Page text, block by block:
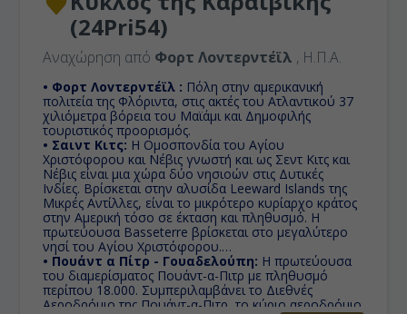
(24Pri54)
Αναχώρηση από Φορτ Λοvτερντέϊλ , Η.Π.Α.
• Φορτ Λοvτερντέϊλ : Πόλη στην αμερικανική
πολιτεία της Φλόριντα, στις ακτές του Ατλαντικού 37
χιλιόμετρα βόρεια του Μαϊάμι και Δημοφιλής
τουριστικός προορισμός.
• Σαιντ Κιτς: Η Ομοσπονδία του Αγίου
Χριστόφορου και Νέβις γνωστή και ως Σεντ Κιτς και
Νέβις είναι μια χώρα δύο νησιοών στις Δυτικές
Ινδίες. Βρίσκεται στην αλυσίδα Leeward Islands της
Μικρές Αντίλλες, είναι το μικρότερο κυρίαρχο κράτος
στην Αμερική τόσο σε έκταση και πληθυσμό. Η
πρωτεύουσα Basseterre βρίσκεται στο μεγαλύτερο
νησί του Αγίου Χριστόφορου.
• Πουάντ α Πίτρ - Γουαδελούπη: Η πρωτεύουσα
του διαμερίσματος Πουάντ-α-Πιτρ με πληθυσμό
περίπου 18.000. Συμπεριλαμβάνει το Διεθνές
Αεροδρόμιο της Πουάντ-α-Πιτρ, το κύριο αεροδρόμιο